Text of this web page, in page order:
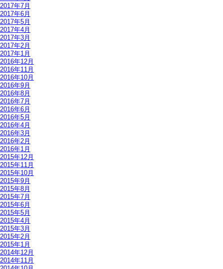
2017年7月
2017年6月
2017年5月
2017年4月
2017年3月
2017年2月
2017年1月
2016年12月
2016年11月
2016年10月
2016年9月
2016年8月
2016年7月
2016年6月
2016年5月
2016年4月
2016年3月
2016年2月
2016年1月
2015年12月
2015年11月
2015年10月
2015年9月
2015年8月
2015年7月
2015年6月
2015年5月
2015年4月
2015年3月
2015年2月
2015年1月
2014年12月
2014年11月